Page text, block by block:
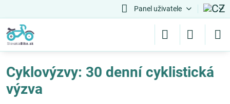
Panel uživatele
Cyklovýzvy: 30 denní cyklistická
výzva